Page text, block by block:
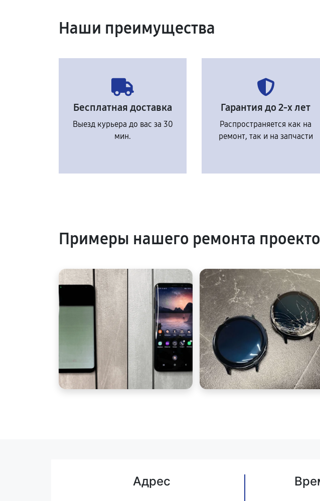
Наши преимущества
Бесплатная доставка
Выезд курьера до вас за 30
мин.
Гарантия до 2-х лет
Распространяется как на
ремонт, так и на запчасти
Примеры нашего ремонта
Адрес